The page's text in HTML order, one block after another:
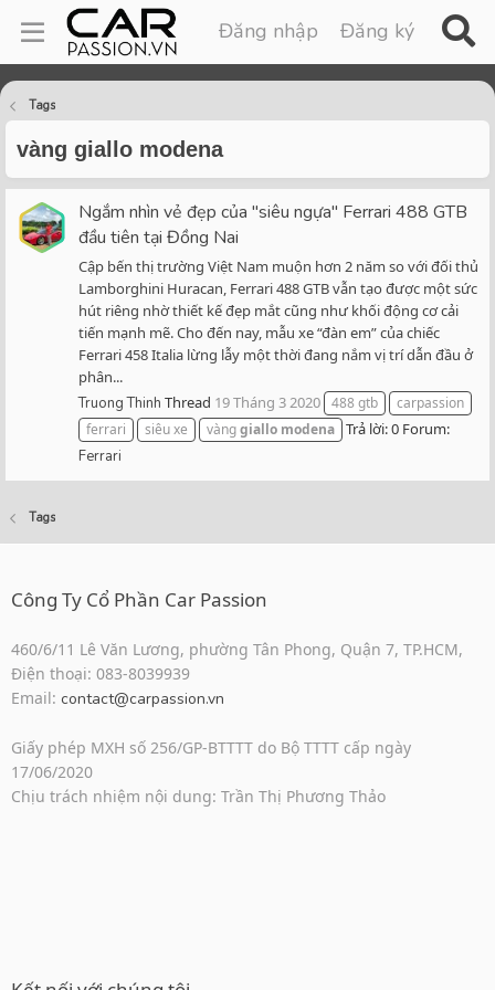
Đăng nhập Đăng ký
Tags
vàng giallo modena
Ngắm nhìn vẻ đẹp của "siêu ngựa" Ferrari 488 GTB
đầu tiên tại Đồng Nai
Cập bến thị trường Việt Nam muộn hơn 2 năm so với đối thủ
Lamborghini Huracan, Ferrari 488 GTB vẫn tạo được một sức
hút riêng nhờ thiết kế đẹp mắt cũng như khối động cơ cải
tiến mạnh mẽ. Cho đến nay, mẫu xe “đàn em” của chiếc
Ferrari 458 Italia lừng lẫy một thời đang nắm vị trí dẫn đầu ở
phân...
Truong Thinh Thread 19 Tháng 3 2020 488 gtb
carpassion
ferrari
siêu xe vànggiallo modena Trả lời: 0 Forum:
Ferrari
Tags
Công Ty Cổ Phần Car Passion
460/6/11 Lê Văn Lương, phường Tân Phong, Quận 7, TP.HCM,
Điện thoại: 083-8039939
Email: contact@carpassion.vn
Giấy phép MXH số 256/GP-BTTTT do Bộ TTTT cấp ngày
17/06/2020
Chịu trách nhiệm nội dung: Trần Thị Phương Thảo